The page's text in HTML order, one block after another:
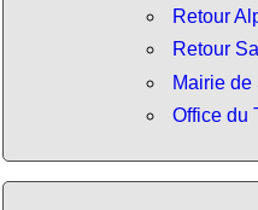
Retour
Retour
Mairie
Office du